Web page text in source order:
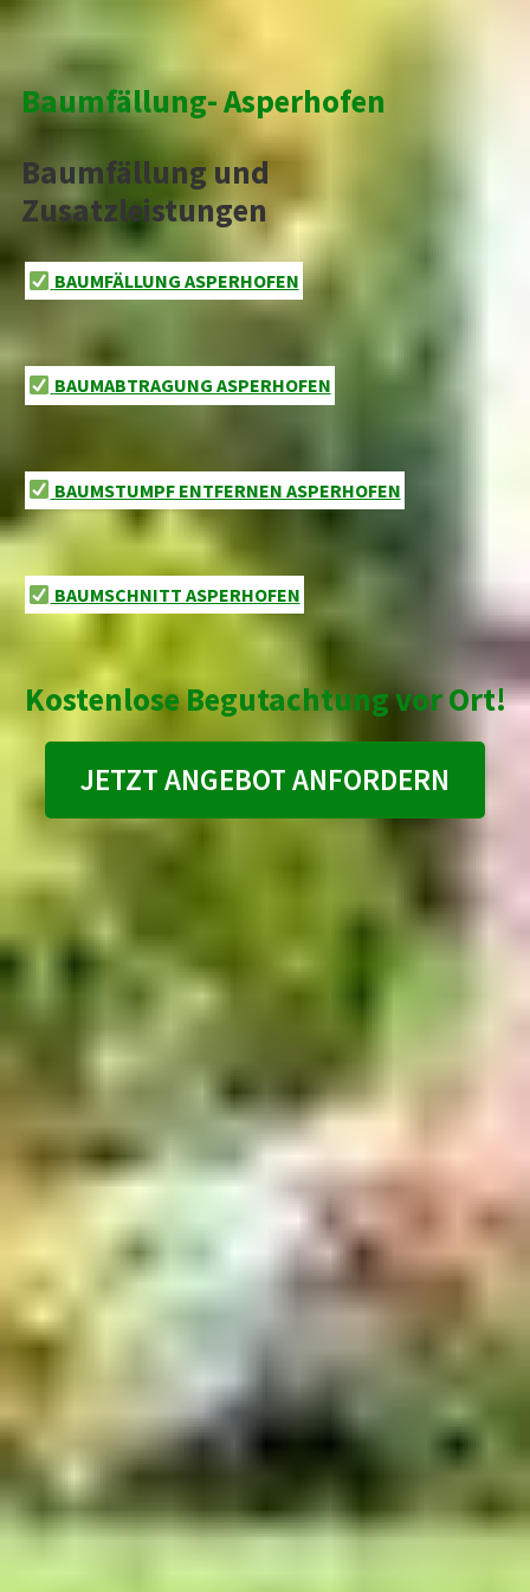
Baumfällung- Asperhofen
Baumfällung und
Zusatzleistungen
BAUMFÄLLUNG ASPERHOFEN
BAUMABTRAGUNG ASPERHOFEN
BAUMSTUMPF ENTFERNEN ASPERHOFEN
BAUMSCHNITT ASPERHOFEN
Kostenlose Begutachtung vor Ort!
JETZT ANGEBOT ANFORDERN